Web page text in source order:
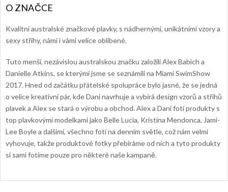
Kvalitní australské značkové plavky, s nádhernými, unikátními vzory a
sexy střihy, námi i vámi velice oblíbené.
Tuto menší, nezávislou australskou značku založili Alex Babich a
Danielle Atkins, se kterými jsme se seznámili na Miami SwimShow
2017. Hned od začátku přátelské spolupráce bylo jasné, že se jedná
o velice kreativní pár, kde Dani navrhuje a vybírá design vzorů a střihů
plavek a Alex se stará o výrobu a obchod. Alex a Dani fotí produkty s
top plavkovými modelkami jako Belle Lucia, Kristina Mendonca, Jami-
Lee Boyle a dalšími, všechno fotí na denním světle, což nám velmi
vyhovuje, takže produktové fotky přebíráme od nich a tyto produkty
si sami fotíme pouze pro některé naše kampaně.